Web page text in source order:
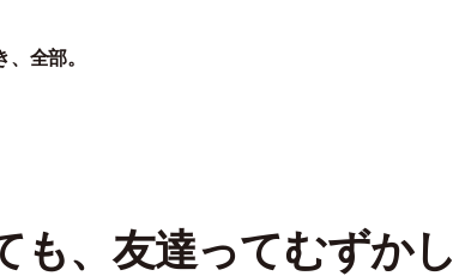
全部。
も、友達ってむずかし